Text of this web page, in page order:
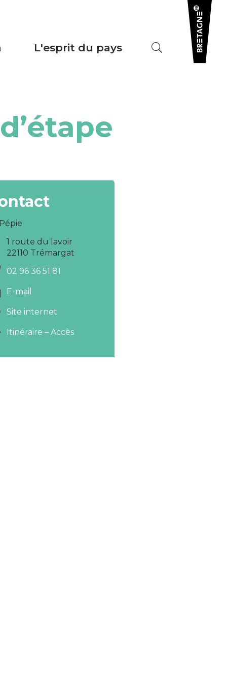
L'esprit du pays
1 route du lavoir
22110 Trémargat
02 96 36 51 81
E-mail
Site internet
Itinéraire – Accès